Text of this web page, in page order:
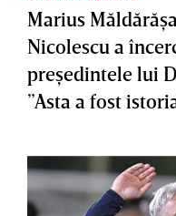
Marius
Nicolescu a
preşedintele lui
”Asta a fost